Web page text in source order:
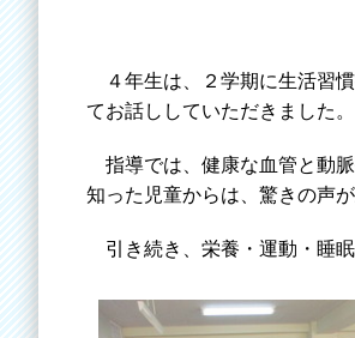
４年生は、２学期に生活習
てお話ししていただきました。
指導では、健康な血管と動
知った児童からは、驚きの声
引き続き、栄養・運動・睡眠